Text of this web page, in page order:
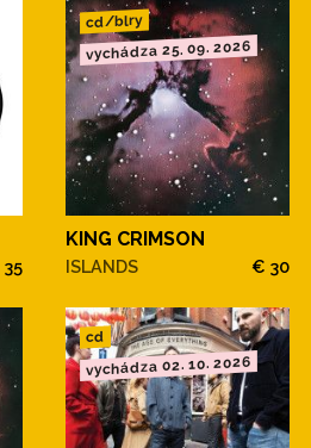
cd/blry
vychádza 25. 09. 2026
KING CRIMSON
ISLANDS € 30
cd
vychádza 02. 10. 2026